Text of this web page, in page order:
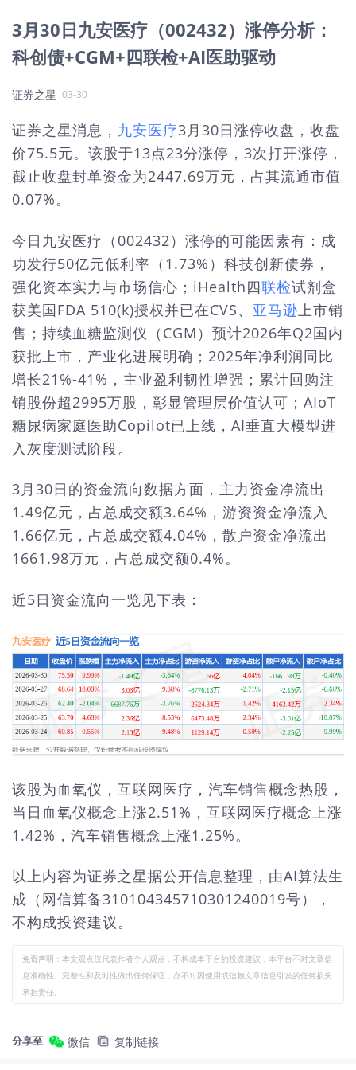
3月30日九安医疗（002432）涨停分析：
科创债+CGM+四联检+AI医助驱动
证券之星 03-30
证券之星消息， 九安医疗3月30日涨停收盘，收盘
价75.5元。该股于13点23分涨停，3次打开涨停，
截止收盘封单资金为2447.69万元，占其流通市值
0.07%。
今日九安医疗（002432）涨停的可能因素有：成
功发行50亿元低利率（1.73%）科技创新债券，
强化资本实力与市场信心；iHealth四联检试剂盒
获美国FDA 510(k)授权并已在CVS、 亚马逊 上市销
售；持续血糖监测仪（CGM）预计2026年Q2国内
获批上市，产业化进展明确；2025年净利润同比
增长21%-41%，主业盈利韧性增强；累计回购注
销股份超2995万股，彰显管理层价值认可；AIoT
糖尿病家庭医助Copilot已上线，AI垂直大模型进
入灰度测试阶段。
3月30日的资金流向数据方面，主力资金净流出
1.49亿元，占总成交额3.64%，游资资金净流入
1.66亿元，占总成交额4.04%，散户资金净流出
1661.98万元，占总成交额0.4%。
近5日资金流向一览见下表：
该股为血氧仪，互联网医疗，汽车销售概念热股，
当日血氧仪概念上涨2.51%，互联网医疗概念上涨
1.42%，汽车销售概念上涨1.25%。
以上内容为证券之星据公开信息整理，由AI算法生
成（网信算备310104345710301240019号），
不构成投资建议。
免责声明：本文观点仅代表作者个人观点，不构成本平台的投资建议，本平台不对文章信
息准确性、完整性和及时性做出任何保证，亦不对因使用或信赖文章信息引发的任何损失
承担责任。
分享至 微信 复制链接